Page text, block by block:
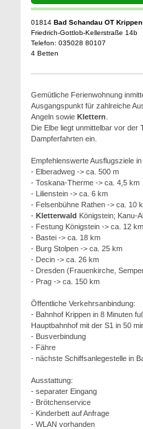
01814 Bad Schandau OT Krippen
Friedrich-Gottlob-Kellerstraße 14b
Telefon: 035028 80107
4 Betten
Gemütliche Ferienwohnung
Ausgangspunkt für zahlreiche
Angeln sowie Klettern
Die Elbe liegt unmittelbar vor der
Dampferfahrten ein.
Empfehlenswerte Ausflugsziele
- Elberadweg -> ca. 500 m
- Toskana-Therme -> ca. 4,5 km
- Lilienstein -> ca. 6 km
- Felsenbühne Rathen -> ca. 10
- Kletterwald Königstein; Kanu-
- Festung Königstein -> ca. 12 km
- Bastei -> ca. 18 km
- Burg Stolpen -> ca. 25 km
- Decin -> ca. 26 km
- Dresden (Frauenkirche,
- Prag -> ca. 150 km
Öffentliche Verkehrsanbindung:
- Bahnhof Krippen in 8 Minuten
Hauptbahnhof mit der S1 in 50
- Busverbindung
- Fähre
- nächste Schiffsanlegestelle in
Ausstattung:
- separater Eingang
- Brötchenservice
- Kinderbett auf Anfrage
- WLAN vorhanden